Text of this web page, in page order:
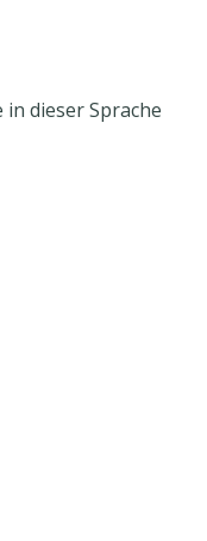
dieser Sprache